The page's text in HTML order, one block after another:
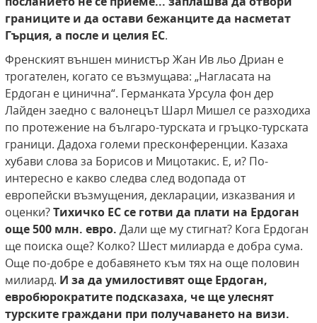
границите и да остави бежанците да насметат
Гърция, а после и целия ЕС.
Френският външен министър Жан Ив льо Дриан е
трогателен, когато се възмущава: „Нагласата на
Ердоган е цинична“. Германката Урсула фон дер
Лайден заедно с валонецът Шарл Мишел се разходиха
по протежение на българо-турската и гръцко-турската
граници. Дадоха големи пресконференции. Казаха
хубави слова за Борисов и Мицотакис. Е, и? По-
интересно е какво следва след водопада от
европейски възмущения, декларации, изказвания и
оценки?Тихичко ЕС се готви да плати на Ердоган
още 500 млн. евро. Дали ще му стигнат? Кога Ердоган
ще поиска още? Колко? Шест милиарда е добра сума.
Още по-добре е добавянето към тях на още половин
милиард. И за да умилостивят още Ердоган,
евробюрократите подсказаха, че ще улеснят
турските граждани при получаването на визи.